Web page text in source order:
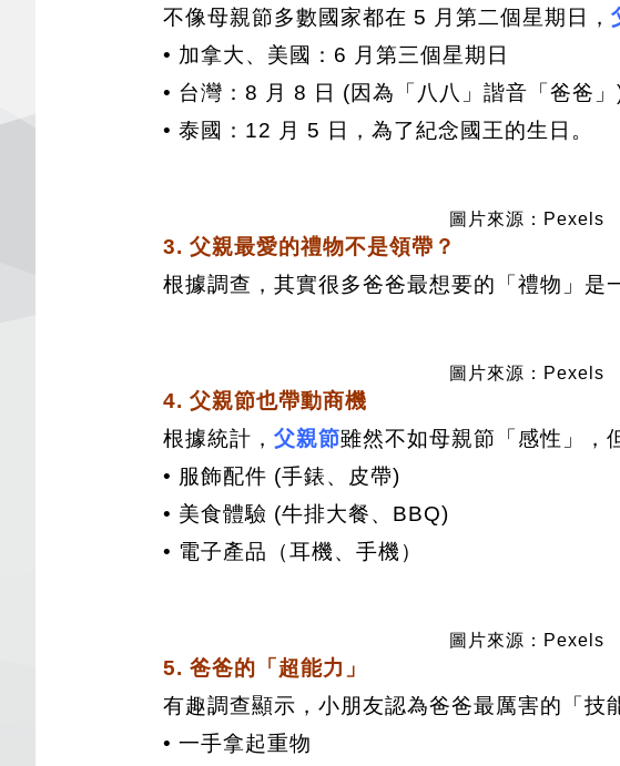
不像母親節多數國家都在 5 月第二個星期日，
• 加拿大、美國：6 月第三個星期日
• 台灣：8 月 8 日 (因為「八八」諧音「爸爸」
• 泰國：12 月 5 日，為了紀念國王的生日。
圖片來源：Pexels
3. 父親最愛的禮物不是領帶？
根據調查，其實很多爸爸最想要的「禮物」是
圖片來源：Pexels
4. 父親節也帶動商機
根據統計， 父親節雖然不如母親節「感性」，
• 服飾配件 (手錶、皮帶)
• 美食體驗 (牛排大餐、BBQ)
• 電子產品（耳機、手機）
圖片來源：Pexels
5. 爸爸的「超能力」
有趣調查顯示，小朋友認為爸爸最厲害的「技
• 一手拿起重物